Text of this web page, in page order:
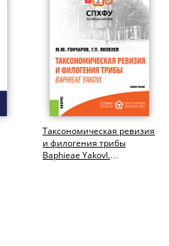
Таксономическая ревизия
и филогения трибы
Baphieae Yakovl.